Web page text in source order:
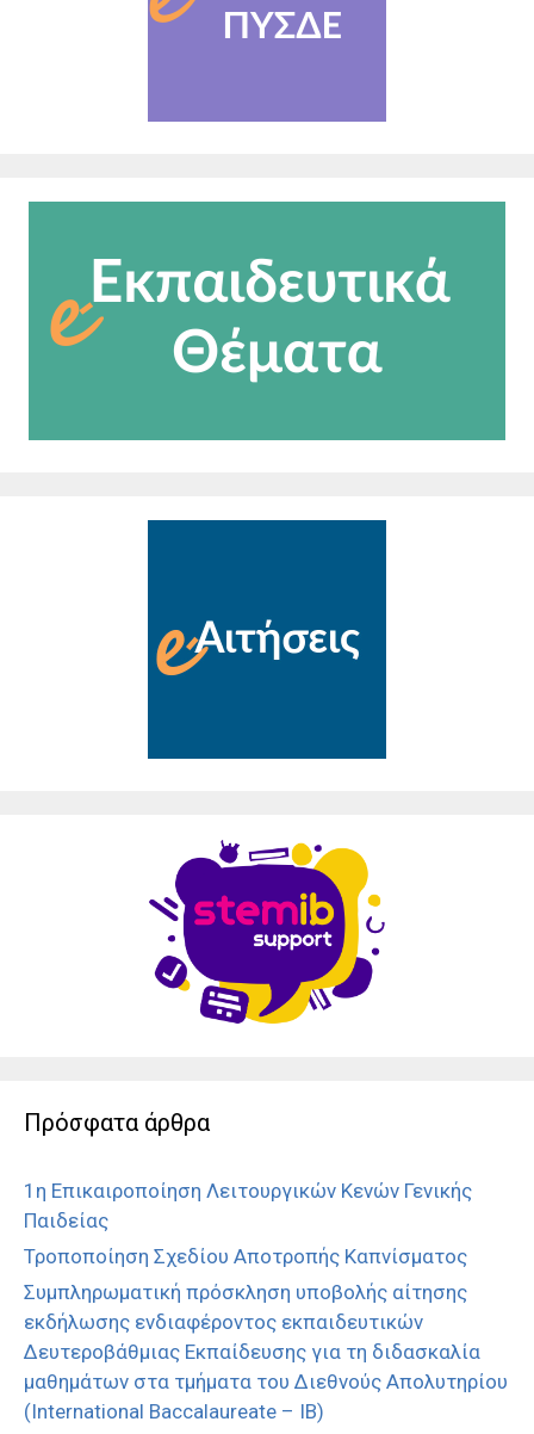
Πρόσφατα άρθρα
1η Επικαιροποίηση Λειτουργικών Κενών Γενικής
Παιδείας
Τροποποίηση Σχεδίου Αποτροπής Καπνίσματος
Συμπληρωματική πρόσκληση υποβολής αίτησης
εκδήλωσης ενδιαφέροντος εκπαιδευτικών
Δευτεροβάθμιας Εκπαίδευσης για τη διδασκαλία
μαθημάτων στα τμήματα του Διεθνούς Απολυτηρίου
(International Baccalaureate – IB)